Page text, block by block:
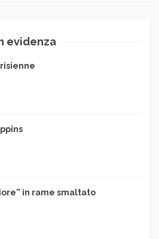
evidenza
in rame smaltato